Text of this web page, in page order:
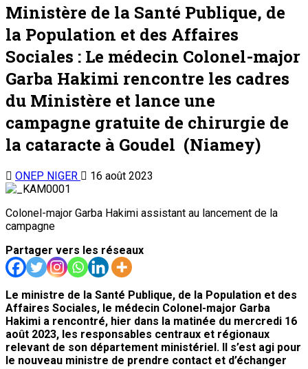
Ministère de la Santé Publique, de
la Population et des Affaires
Sociales : Le médecin Colonel-major
Garba Hakimi rencontre les cadres
du Ministère et lance une
campagne gratuite de chirurgie de
la cataracte à Goudel (Niamey)
ONEP NIGER 16 août 2023
Colonel-major Garba Hakimi assistant au lancement de la
campagne
Partager vers les réseaux
Le ministre de la Santé Publique, de la Population et des
Affaires Sociales, le médecin Colonel-major Garba
Hakimi a rencontré, hier dans la matinée du mercredi 16
août 2023, les responsables centraux et régionaux
relevant de son département ministériel. Il s’est agi pour
le nouveau ministre de prendre contact et d’échanger